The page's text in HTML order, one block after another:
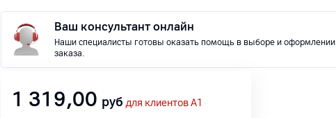
Ваш консультант онлайн
Наши специалисты готовы оказать помощь в выборе и оформлении
заказа.
1 319,00 руб для клиентов A1